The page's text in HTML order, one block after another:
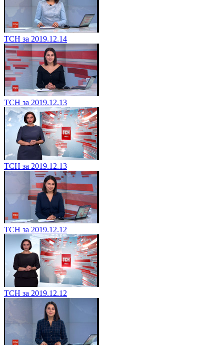
ТСН за 2019.12.14
ТСН за 2019.12.13
ТСН за 2019.12.13
ТСН за 2019.12.12
ТСН за 2019.12.12